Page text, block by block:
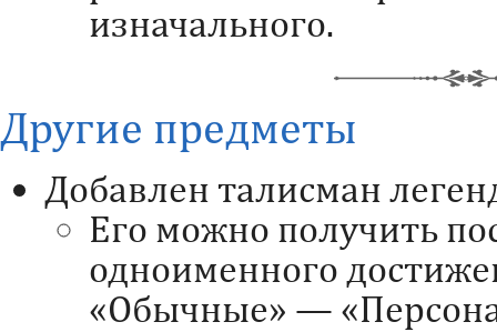
изначального.
Другие предметы
Добавлен талисман
Его можно получить
одноименного
«Обычные» —